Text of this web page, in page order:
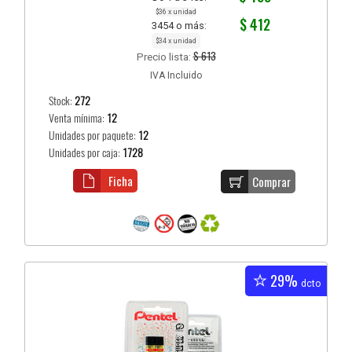
$36 x unidad
3454 o más: $ 412
$34 x unidad
Precio lista:$ 613
IVA Incluido
Stock:272
Venta mínima: 12
Unidades por paquete: 12
Unidades por caja: 1728
Comprar
Ficha
29% dcto